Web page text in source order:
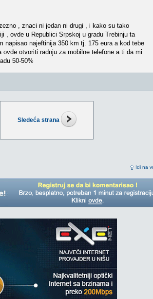
Sledeća strana
Idi na
, znaci ni jedan ni drugi , i kako su tako
, ovde u Republici Srpskoj u gradu Trebinju ta
napisao najeftinija 350 km tj. 175 eura a kod tebe
ovde otvoriti radnju za mobilne telefone a ti da mi
50-50%